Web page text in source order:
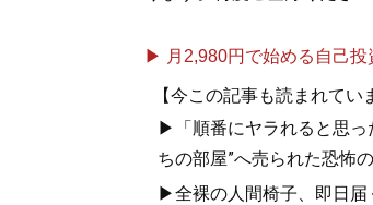
▶ 月2,980円で始める自己投
【今この記事も読まれてい
▶「順番にヤラれると思っ
ちの部屋”へ売られた恐怖
▶全裸の人間椅子、即日届